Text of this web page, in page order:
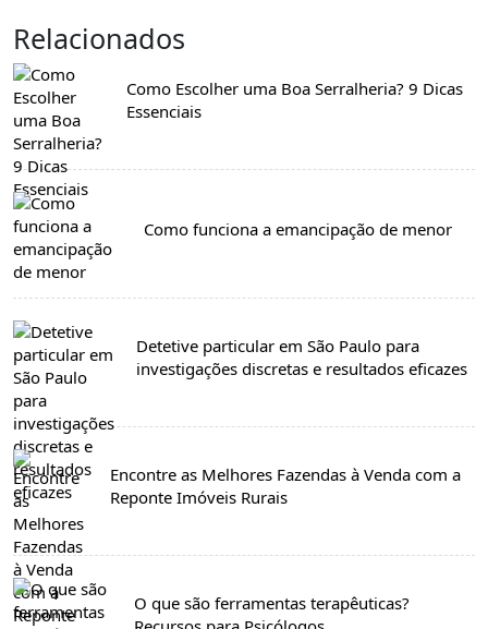
Relacionados
Como Escolher uma Boa Serralheria? 9 Dicas
Essenciais
Como funciona a emancipação de menor
Detetive particular em São Paulo para
investigações discretas e resultados eficazes
Encontre as Melhores Fazendas à Venda com a
Reponte Imóveis Rurais
O que são ferramentas terapêuticas?